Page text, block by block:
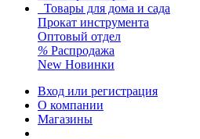
Товары для дома и сада
Прокат инструмента
Оптовый отдел
% Распродажа
New Новинки
Вход или регистрация
О компании
Магазины